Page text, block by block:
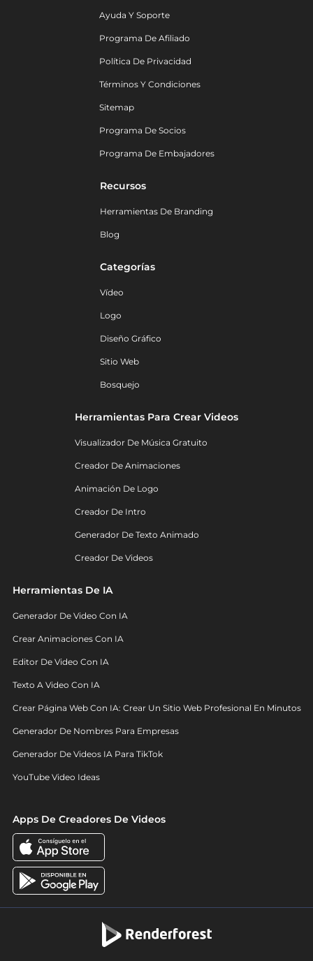
Ayuda Y Soporte
Programa De Afiliado
Política De Privacidad
Términos Y Condiciones
Sitemap
Programa De Socios
Programa De Embajadores
Recursos
Herramientas De Branding
Blog
Categorías
Vídeo
Logo
Diseño Gráfico
Sitio Web
Bosquejo
Herramientas Para Crear Videos
Visualizador De Música Gratuito
Creador De Animaciones
Animación De Logo
Creador De Intro
Generador De Texto Animado
Creador De Videos
Herramientas De IA
Generador De Video Con IA
Crear Animaciones Con IA
Editor De Video Con IA
Texto A Video Con IA
Crear Página Web Con IA: Crear Un Sitio Web Profesional En Minutos
Generador De Nombres Para Empresas
Generador De Videos IA Para TikTok
YouTube Video Ideas
Apps De Creadores De Videos